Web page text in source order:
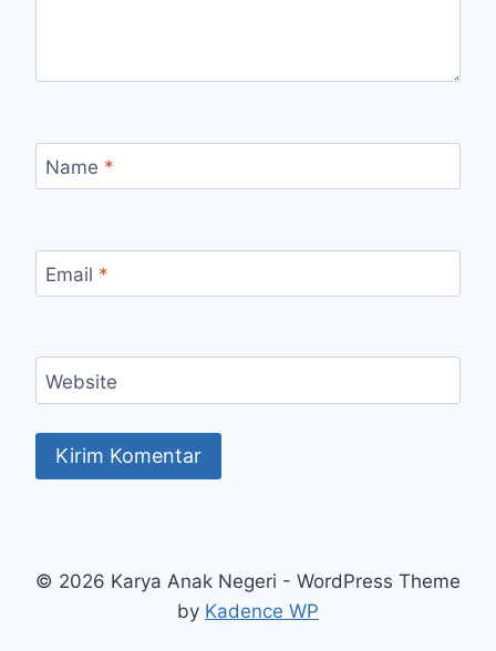
Name *
Email *
Website
© 2026 Karya Anak Negeri - WordPress Theme
by Kadence WP